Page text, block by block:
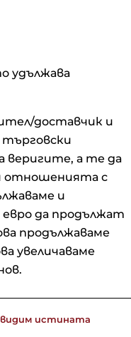
удължава
доставчик и
търговски
веригите, а те да
отношенията с
и
да продължат
продължаваме
увеличаваме
видим истината
дела си в eMAG до над
успеят ли филмовите
проблемите в НАТФИЗ